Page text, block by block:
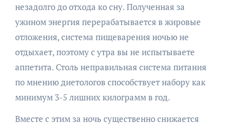
незадолго до отхода ко сну. Полученная за
ужином энергия перерабатывается в жировые
отложения, система пищеварения ночью не
отдыхает, поэтому с утра вы не испытываете
аппетита. Столь неправильная система питания
по мнению диетологов способствует набору как
минимум 3-5 лишних килограмм в год.
Вместе с этим за ночь существенно снижается